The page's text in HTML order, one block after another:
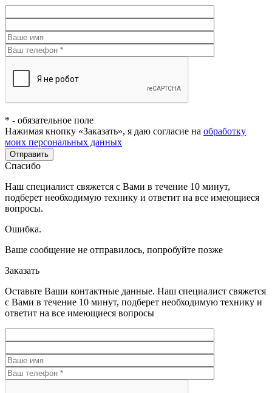
* - обязательное поле
Нажимая кнопку «Заказать», я даю согласие на обработку
моих персональных данных
Отправить
Спасибо
Наш специалист свяжется с Вами в течение 10 минут,
подберет необходимую технику и ответит на все имеющиеся
вопросы.
Ошибка.
Ваше сообщение не отправилось, попробуйте позже
Заказать
Оставьте Ваши контактные данные. Наш специалист свяжется
с Вами в течение 10 минут, подберет необходимую технику и
ответит на все имеющиеся вопросы